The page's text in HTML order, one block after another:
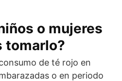
o mujeres
tomarlo?
de té rojo en
o en periodo